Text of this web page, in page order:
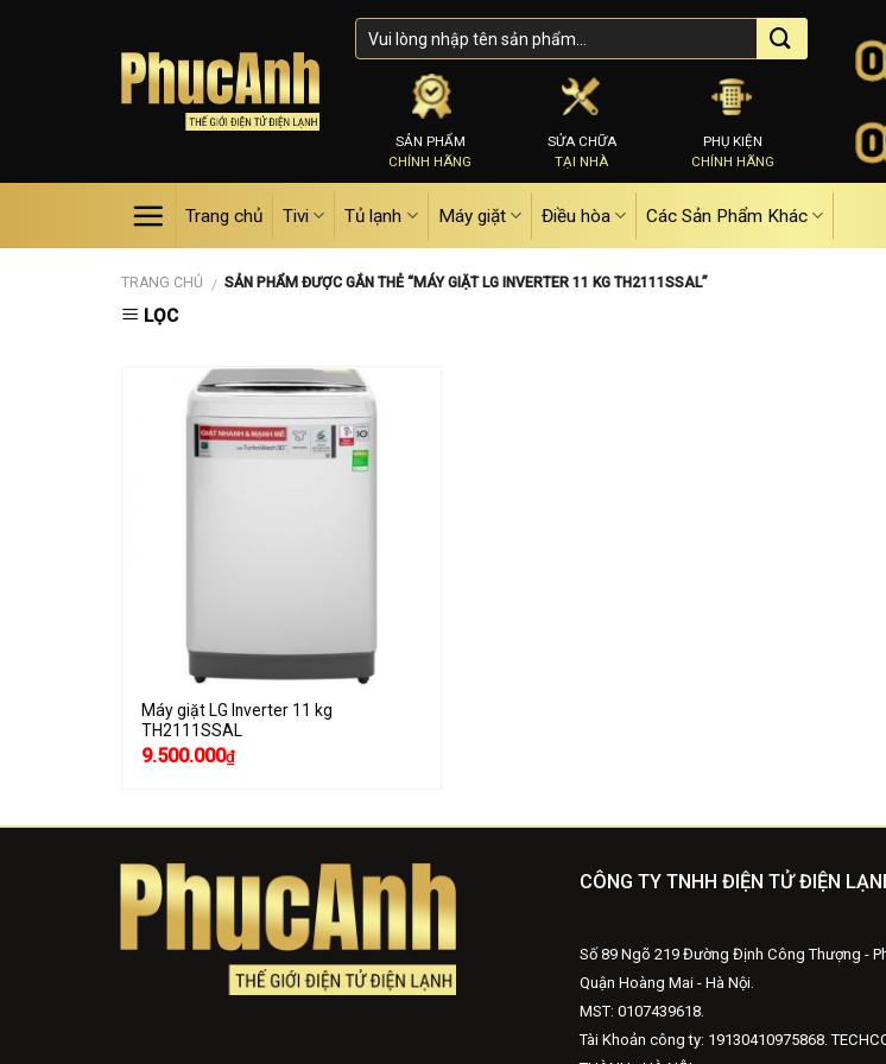
SẢN PHẨM
CHÍNH HÃNG
SỬA CHỮA
TẠI NHÀ
PHỤ KIỆN
CHÍNH HÃNG
Trang chủ Tivi Tủ lạnh Máy giặt Điều hòa Các Sản Phẩm Khác
TRANG CHỦ / SẢN PHẨM ĐƯỢC GẮN THẺ “MÁY GIẶT LG INVERTER 11 KG TH2111SSAL”
LỌC
Máy giặt LG Inverter 11 kg
TH2111SSAL
9.500.000₫
CÔNG TY TNHH ĐIỆN TỬ ĐIỆN
Số 89 Ngõ 219 Đường Định Công Thượng -
Quận Hoàng Mai - Hà Nội.
MST: 0107439618.
Tài Khoản công ty: 19130410975868.